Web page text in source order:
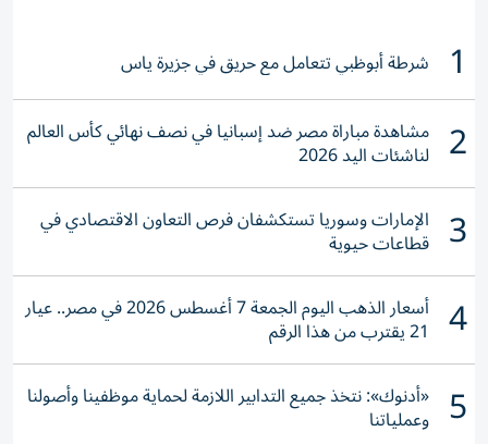
1 شرطة أبوظبي تتعامل مع حريق في جزيرة ياس
2 مشاهدة مباراة مصر ضد إسبانيا في نصف نهائي كأس العالم
لناشئات اليد 2026
3 الإمارات وسوريا تستكشفان فرص التعاون الاقتصادي في
قطاعات حيوية
4 أسعار الذهب اليوم الجمعة 7 أغسطس 2026 في مصر.. عيار
21 يقترب من هذا الرقم
5 «أدنوك»: نتخذ جميع التدابير اللازمة لحماية موظفينا وأصولنا
وعملياتنا